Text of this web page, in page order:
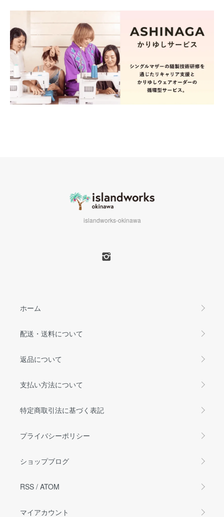
islandworks-okinawa
ホーム
配送・送料について
返品について
支払い方法について
特定商取引法に基づく表記
プライバシーポリシー
ショップブログ
RSS / ATOM
マイアカウント